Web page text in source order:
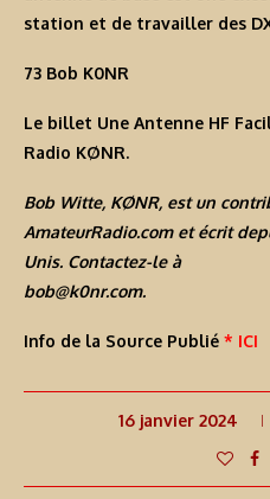
station et de travailler des
73 Bob K0NR
Le billet Une Antenne HF
Radio KØNR.
Bob Witte, KØNR, est un
AmateurRadio.com et écrit
Unis. Contactez-le à
bob@k0nr.com.
Info de la Source Publié * ICI
16 janvier 2024